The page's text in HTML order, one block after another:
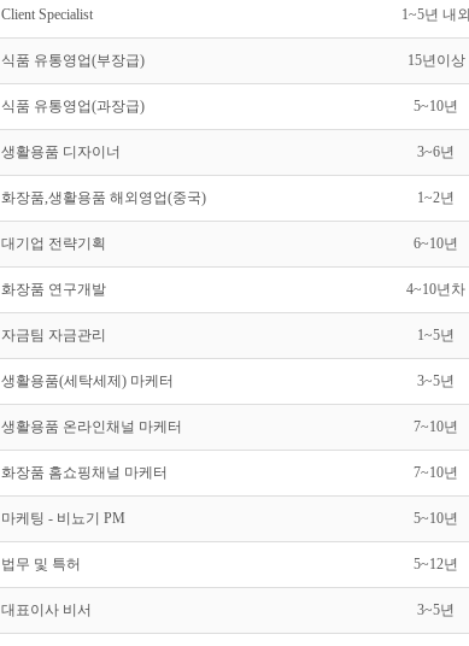
Client Specialist 1~5년 내외
식품 유통영업(부장급) 15년이상
식품 유통영업(과장급) 5~10년
생활용품 디자이너 3~6년
화장품,생활용품 해외영업(중국) 1~2년
대기업 전략기획 6~10년
화장품 연구개발 4~10년차
자금팀 자금관리 1~5년
생활용품(세탁세제) 마케터 3~5년
생활용품 온라인채널 마케터 7~10년
화장품 홈쇼핑채널 마케터 7~10년
마케팅 - 비뇨기 PM 5~10년
법무 및 특허 5~12년
대표이사 비서 3~5년